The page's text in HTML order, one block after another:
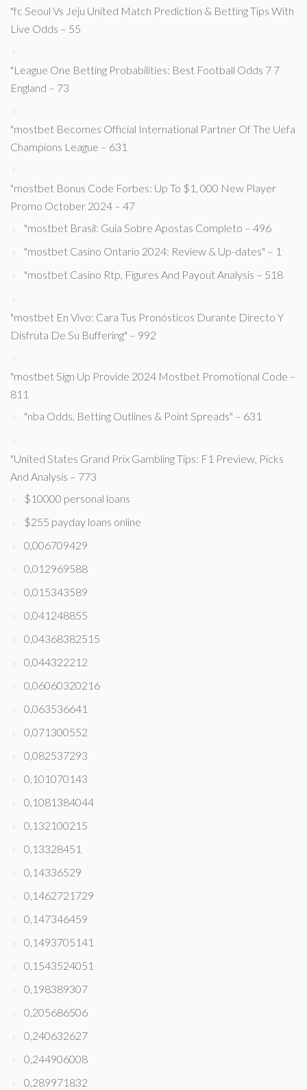
"fc Seoul Vs Jeju United Match Prediction & Betting Tips With
Live Odds – 55
"League One Betting Probabilities: Best Football Odds 7 7
England – 73
"mostbet Becomes Official International Partner Of The Uefa
Champions League – 631
"mostbet Bonus Code Forbes: Up To $1, 000 New Player
Promo October 2024 – 47
"mostbet Brasil: Guia Sobre Apostas Completo – 496
"mostbet Casino Ontario 2024: Review & Up-dates" – 1
"mostbet Casino Rtp, Figures And Payout Analysis – 518
"mostbet En Vivo: Cara Tus Pronósticos Durante Directo Y
Disfruta De Su Buffering" – 992
"mostbet Sign Up Provide 2024 Mostbet Promotional Code –
811
"nba Odds, Betting Outlines & Point Spreads" – 631
"United States Grand Prix Gambling Tips: F1 Preview, Picks
And Analysis – 773
$10000 personal loans
$255 payday loans online
0,006709429
0,012969588
0,015343589
0,041248855
0,04368382515
0,044322212
0,06060320216
0,063536641
0,071300552
0,082537293
0,101070143
0,1081384044
0,132100215
0,13328451
0,14336529
0,1462721729
0,147346459
0,1493705141
0,1543524051
0,198389307
0,205686506
0,240632627
0,244906008
0,289971832